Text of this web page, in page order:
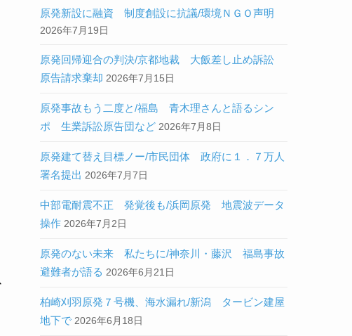
原発新設に融資 制度創設に抗議/環境ＮＧＯ声明
2026年7月19日
原発回帰迎合の判決/京都地裁 大飯差し止め訴訟
原告請求棄却 2026年7月15日
原発事故もう二度と/福島 青木理さんと語るシン
ポ 生業訴訟原告団など 2026年7月8日
原発建て替え目標ノー/市民団体 政府に１．７万人
署名提出 2026年7月7日
中部電耐震不正 発覚後も/浜岡原発 地震波データ
操作 2026年7月2日
原発のない未来 私たちに/神奈川・藤沢 福島事故
避難者が語る 2026年6月21日
柏崎刈羽原発７号機、海水漏れ/新潟 タービン建屋
地下で 2026年6月18日